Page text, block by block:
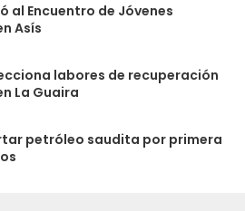
al Encuentro de Jóvenes
Asís
labores de recuperación
La Guaira
petróleo saudita por primera